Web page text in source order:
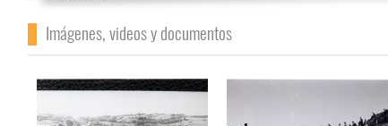
Imágenes, videos y documentos